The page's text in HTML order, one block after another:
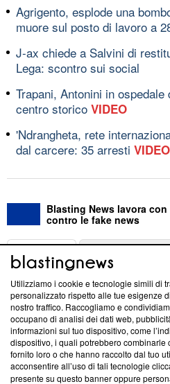
Agrigento, esplode una
muore sul posto di lavoro a
J-ax chiede a Salvini di
Lega: scontro sui social
Trapani, Antonini in
centro storico VIDEO
'Ndrangheta, rete
dal carcere: 35 arresti VIDEO
Blasting News lavora
contro le fake news
ABOUT
Questa sezione offre informazioni
News, sui nostri processi
creare news di qualità. Inoltre,
‘Trust Project - News with Integrity’
ancora membro del programma,
parte; Trust Project non ha
conformità agli standard.
Utilizziamo i cookie e tecnologie simili di
personalizzato rispetto alle tue esigenze
nostro traffico. Raccogliamo e
occupano di analisi dei dati web,
informazioni sul tuo dispositivo, come
dispositivo, i quali potrebbero combinarle
fornito loro o che hanno raccolto dal tuo
acconsentire all’uso di tali tecnologie
presente su questo banner oppure